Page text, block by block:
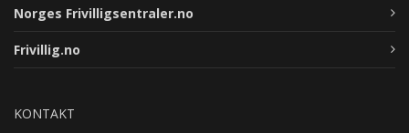
Norges Frivilligsentraler.no
Frivillig.no
KONTAKT